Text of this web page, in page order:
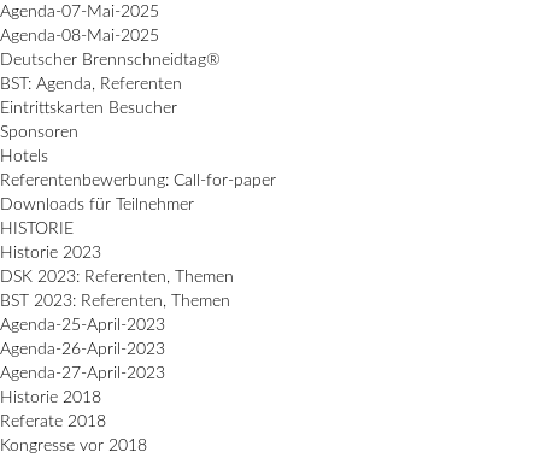
Agenda-07-Mai-2025
Agenda-08-Mai-2025
Deutscher Brennschneidtag®
BST: Agenda, Referenten
Eintrittskarten Besucher
Sponsoren
Hotels
Referentenbewerbung: Call-for-paper
Downloads für Teilnehmer
HISTORIE
Historie 2023
DSK 2023: Referenten, Themen
BST 2023: Referenten, Themen
Agenda-25-April-2023
Agenda-26-April-2023
Agenda-27-April-2023
Historie 2018
Referate 2018
Kongresse vor 2018